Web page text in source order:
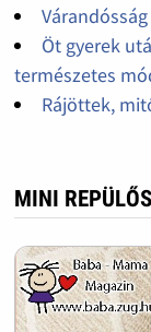
Öt gyerek
természetes
Rájöttek,
MINI